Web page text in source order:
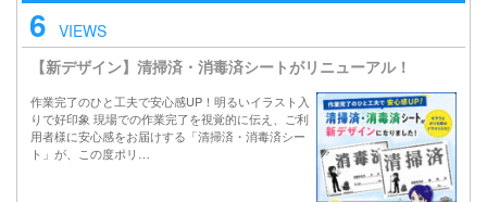
6 VIEWS
【新デザイン】清掃済・消毒済シートがリニューアル！
作業完了のひと工夫で安心感UP！明るいイラスト入
りで好印象 現場での作業完了を視覚的に伝え、ご利
用者様に安心感をお届けする「清掃済・消毒済シー
ト」が、この度ポリ…